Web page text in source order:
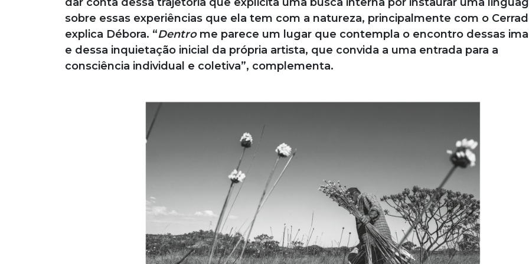
sobre essas experiências que ela tem com a natureza, principalmente com o
explica Débora. “Dentrome parece um lugar que contempla o encontro dessas
e dessa inquietação inicial da própria artista, que convida a uma entrada para a
consciência individual e coletiva”, complementa.